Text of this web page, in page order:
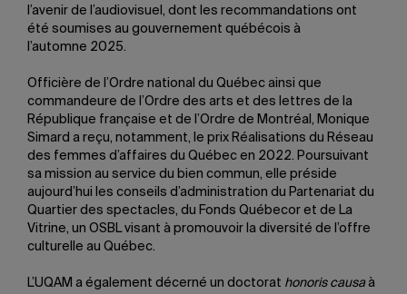
l’avenir de l’audiovisuel, dont les recommandations ont
été soumises au gouvernement québécois à
l’automne 2025.
Officière de l’Ordre national du Québec ainsi que
commandeure de l’Ordre des arts et des lettres de la
République française et de l’Ordre de Montréal, Monique
Simard a reçu, notamment, le prix Réalisations du Réseau
des femmes d’affaires du Québec en 2022. Poursuivant
sa mission au service du bien commun, elle préside
aujourd’hui les conseils d’administration du Partenariat du
Quartier des spectacles, du Fonds Québecor et de La
Vitrine, un OSBL visant à promouvoir la diversité de l’offre
culturelle au Québec.
L’UQAM a également décerné un doctorat honoris causaà